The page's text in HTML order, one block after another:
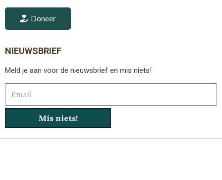
Doneer
NIEUWSBRIEF
Meld je aan voor de nieuwsbrief en mis niets!
Mis niets!